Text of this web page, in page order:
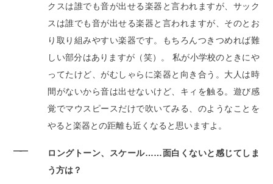
クスは誰でも音が出せる楽器と言われますが、サック
スは誰でも音が出せる楽器と言われますが、そのとお
り取り組みやすい楽器です。もちろんつきつめれば難
しい部分はありますが（笑）。 私が小学校のときにや
ってたけど、がむしゃらに楽器と向き合う。大人は時
間がないから音は出せないけど、キィを触る。遊び感
覚でマウスピースだけで吹いてみる、のようなことを
やると楽器との距離も近くなると思いますよ。
――
ロングトーン、スケール……面白くないと感じてしま
う方は？